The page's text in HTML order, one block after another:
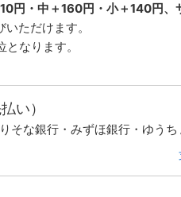
円・中＋160円・小＋140円
ただけます。
なります。
い）
そな銀行・みずほ銀行・ゆうち